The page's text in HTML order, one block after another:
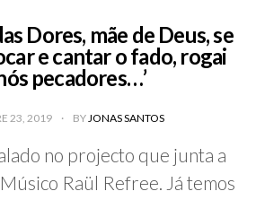
Dores, mãe de Deus, se
e cantar o fado, rogai
pecadores…’
23, 2019 BY JONAS SANTOS
no projecto que junta a
Raül Refree. Já temos